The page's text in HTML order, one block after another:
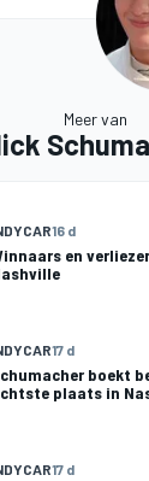
Meer van
16 d
en
17 d
boekt
plaats in
17 d